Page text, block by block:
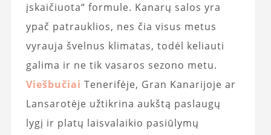
įskaičiuota“ formule. Kanarų salos yra
ypač patrauklios, nes čia visus metus
vyrauja švelnus klimatas, todėl keliauti
galima ir ne tik vasaros sezono metu.
Viešbučiai Tenerifėje, Gran Kanarijoje ar
Lansarotėje užtikrina aukštą paslaugų
lygį ir platų laisvalaikio pasiūlymų